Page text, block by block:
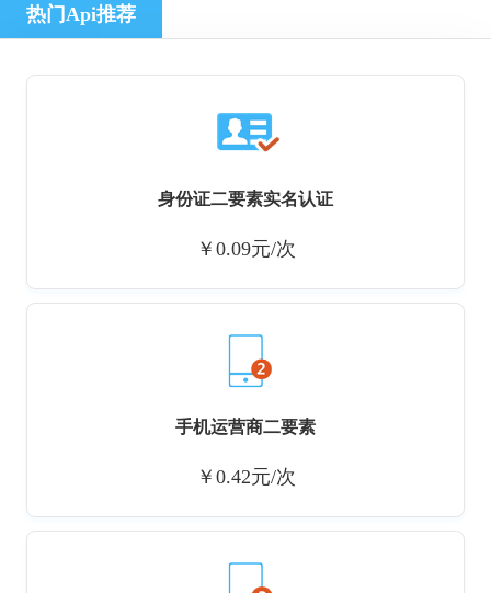
热门Api推荐
身份证二要素实名认证
￥0.09元/次
手机运营商二要素
￥0.42元/次